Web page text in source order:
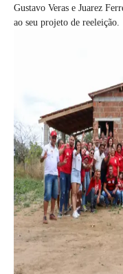
Gustavo Veras e Juarez
ao seu projeto de reeleição.